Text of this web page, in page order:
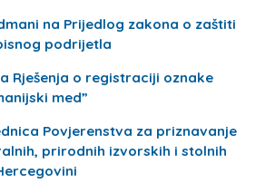
na Prijedlog zakona o zaštiti
podrijetla
Rješenja o registraciji oznake
med”
Povjerenstva za priznavanje
prirodnih izvorskih i stolnih